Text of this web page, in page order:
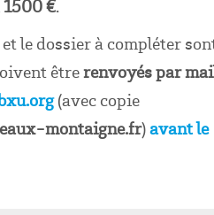
€.
le dossier à compléter
êtrerenvoyés par
(avec copie
montaigne.fr)avant le